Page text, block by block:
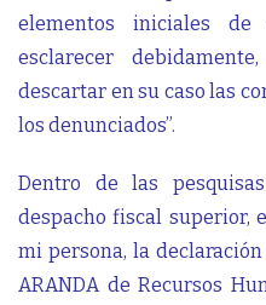
elementos iniciales de
esclarecer
descartar en su caso las
los denunciados”.
Dentro de las
despacho fiscal superior,
mi persona, la
ARANDA de Recursos